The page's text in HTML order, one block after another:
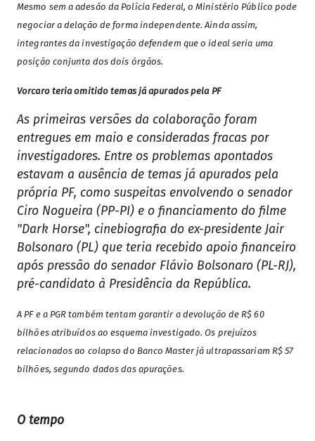
Mesmo sem a adesão da Polícia Federal, o Ministério Público pode
negociar a delação de forma independente. Ainda assim,
integrantes da investigação defendem que o ideal seria uma
posição conjunta dos dois órgãos.
Vorcaro teria omitido temas já apurados pela PF
As primeiras versões da colaboração foram
entregues em maio e consideradas fracas por
investigadores. Entre os problemas apontados
estavam a ausência de temas já apurados pela
própria PF, como suspeitas envolvendo o senador
Ciro Nogueira (PP-PI) e o financiamento do filme
"Dark Horse", cinebiografia do ex-presidente Jair
Bolsonaro (PL) que teria recebido apoio financeiro
após pressão do senador Flávio Bolsonaro (PL-RJ),
pré-candidato à Presidência da República.
A PF e a PGR também tentam garantir a devolução de R$ 60
bilhões atribuídos ao esquema investigado. Os prejuízos
relacionados ao colapso do Banco Master já ultrapassariam R$ 57
bilhões, segundo dados das apurações.
O tempo